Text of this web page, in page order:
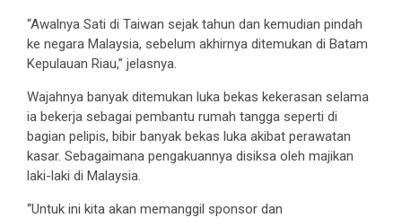
“Awalnya Sati di Taiwan sejak tahun dan kemudian pindah
ke negara Malaysia, sebelum akhirnya ditemukan di Batam
Kepulauan Riau,” jelasnya.
Wajahnya banyak ditemukan luka bekas kekerasan selama
ia bekerja sebagai pembantu rumah tangga seperti di
bagian pelipis, bibir banyak bekas luka akibat perawatan
kasar. Sebagaimana pengakuannya disiksa oleh majikan
laki-laki di Malaysia.
“Untuk ini kita akan memanggil sponsor dan